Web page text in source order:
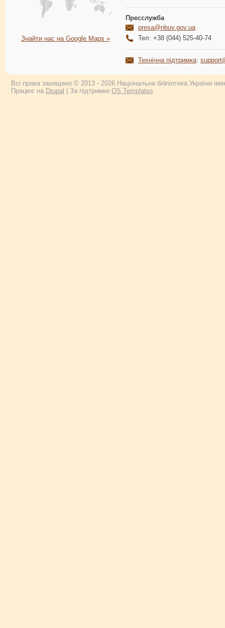
Знайти нас на Google Maps »
Пресслужба
presa@nbuv.gov.ua
Тел: +38 (044) 525-40-74
Технічна підтримка:
Всі права захищено © 2013 - 2026 Національна бібліотека України
Працює на Drupal | За підтримки OS Templates